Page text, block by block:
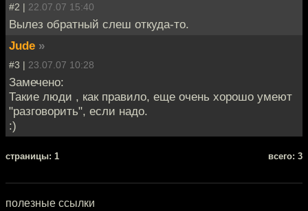
#2 | 22.07.07 15:40
Вылез обратный слеш откуда-то.
Jude »
#3 | 23.07.07 10:28
Замечено:
Такие люди , как правило, еще очень хорошо умеют
"разговорить", если надо.
:)
cтраницы: 1 всего: 3
полезные ссылки